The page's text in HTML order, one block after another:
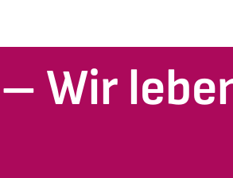
Wir